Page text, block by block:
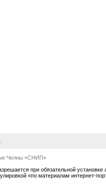
.
Челны «СНИП»
при обязательной установке
«по материалам интернет-